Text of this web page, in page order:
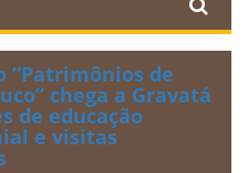
“Patrimônios de
chega a Gravatá
de educação
e visitas